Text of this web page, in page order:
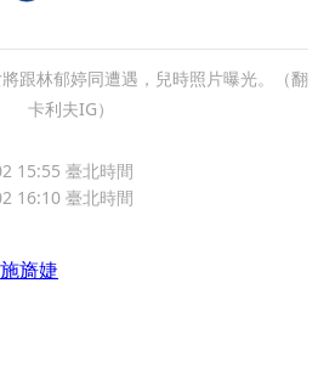
跟林郁婷同遭遇，兒時照片曝光。（翻
卡利夫IG）
15:55 臺北時間
16:10 臺北時間
施旖婕